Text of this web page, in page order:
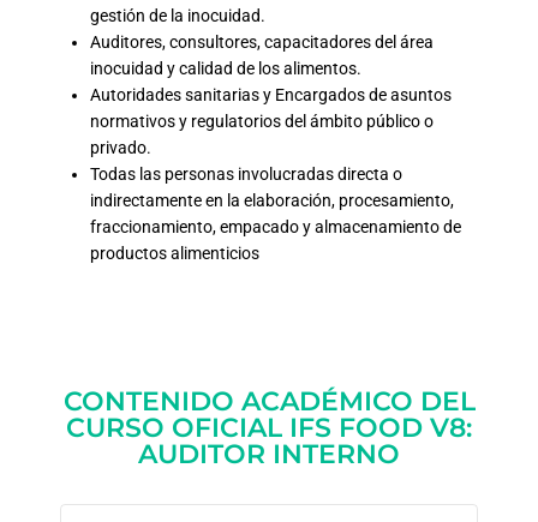
gestión de la inocuidad.
Auditores, consultores, capacitadores del área
inocuidad y calidad de los alimentos.
Autoridades sanitarias y Encargados de asuntos
normativos y regulatorios del ámbito público o
privado.
Todas las personas involucradas directa o
indirectamente en la elaboración, procesamiento,
fraccionamiento, empacado y almacenamiento de
productos alimenticios
CONTENIDO ACADÉMICO DEL
CURSO OFICIAL IFS FOOD V8:
AUDITOR INTERNO